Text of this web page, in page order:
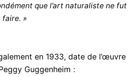
que l’art naturaliste ne fut
faire. »
en 1933, date de l’œuvre
Guggenheim :